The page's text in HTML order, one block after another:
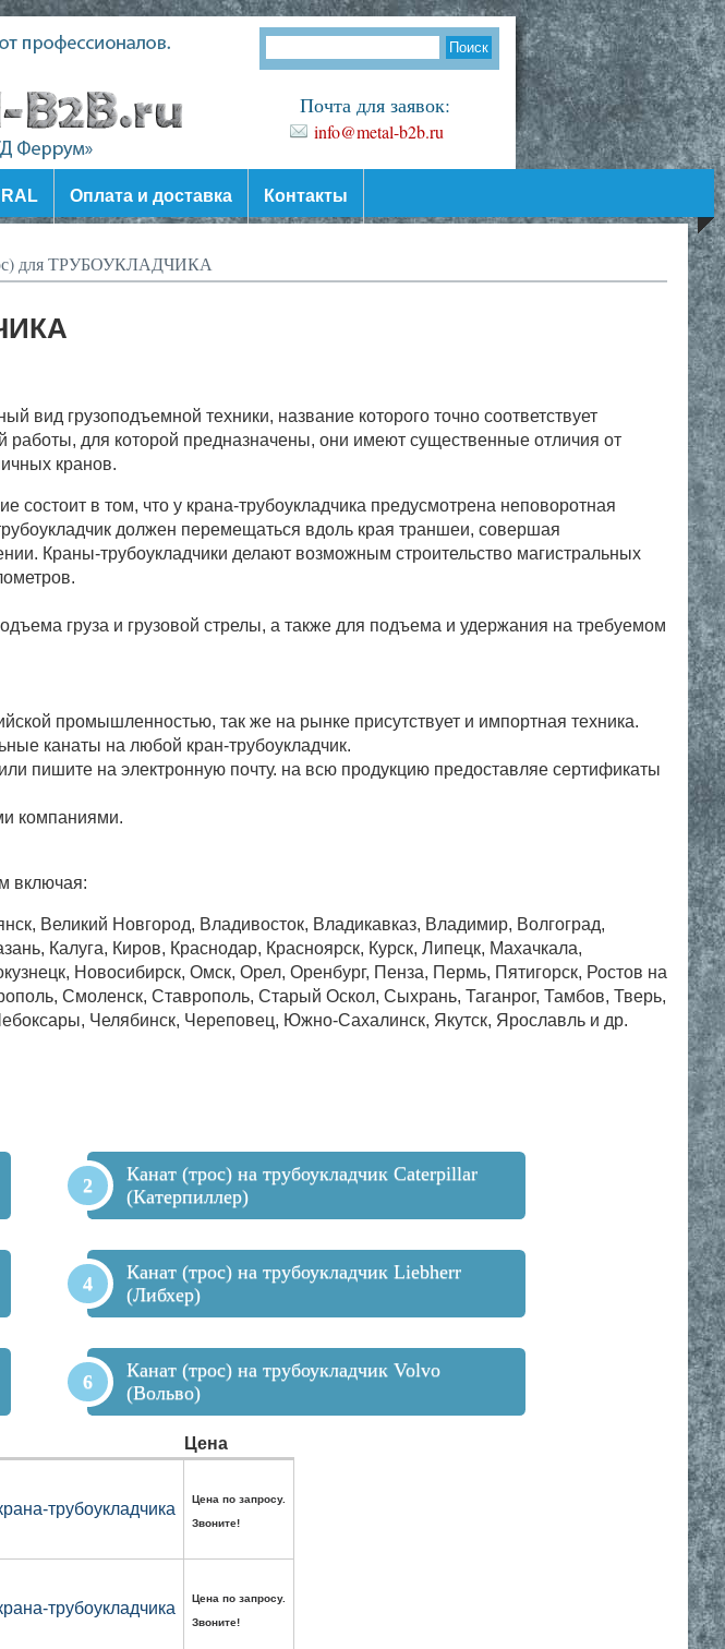
Почта для заявок:
info@metal-b2b.ru
Оплата и доставка Контакты
для ТРУБОУКЛАДЧИКА
вид грузоподъемной техники, название которого точно соответствует
работы, для которой предназначены, они имеют существенные отличия от
кранов.
состоит в том, что у крана-трубоукладчика предусмотрена неповоротная
должен перемещаться вдоль края траншеи, совершая
Краны-трубоукладчики делают возможным строительство магистральных
груза и грузовой стрелы, а также для подъема и удержания на требуемом
промышленностью, так же на рынке присутствует и импортная техника.
канаты на любой кран-трубоукладчик.
пишите на электронную почту. на всю продукцию предоставляе сертификаты
компаниями.
включая:
Великий Новгород, Владивосток, Владикавказ, Владимир, Волгоград,
Калуга, Киров, Краснодар, Красноярск, Курск, Липецк, Махачкала,
Новосибирск, Омск, Орел, Оренбург, Пенза, Пермь, Пятигорск, Ростов на
Смоленск, Ставрополь, Старый Оскол, Сыхрань, Таганрог, Тамбов, Тверь,
Челябинск, Череповец, Южно-Сахалинск, Якутск, Ярославль и др.
Канат (трос) на трубоукладчик Caterpillar
(Катерпиллер)
Канат (трос) на трубоукладчик Liebherr
(Либхер)
Канат (трос) на трубоукладчик Volvo
(Вольво)
Цена
трубоукладчика
Цена по запросу.
Звоните!
трубоукладчика
Цена по запросу.
Звоните!